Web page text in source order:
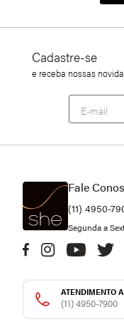
Cadastre-se
e receba nossas
Fale
(11) 4950-
Segunda a
ATENDIMENTO
(11) 4950-7900